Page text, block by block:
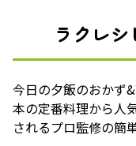
ラクレ
今日の夕飯のおかず
本の定番料理から人
されるプロ監修の簡